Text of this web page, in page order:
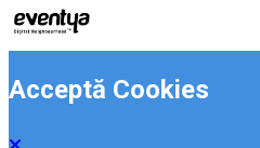
Acceptă Cookies